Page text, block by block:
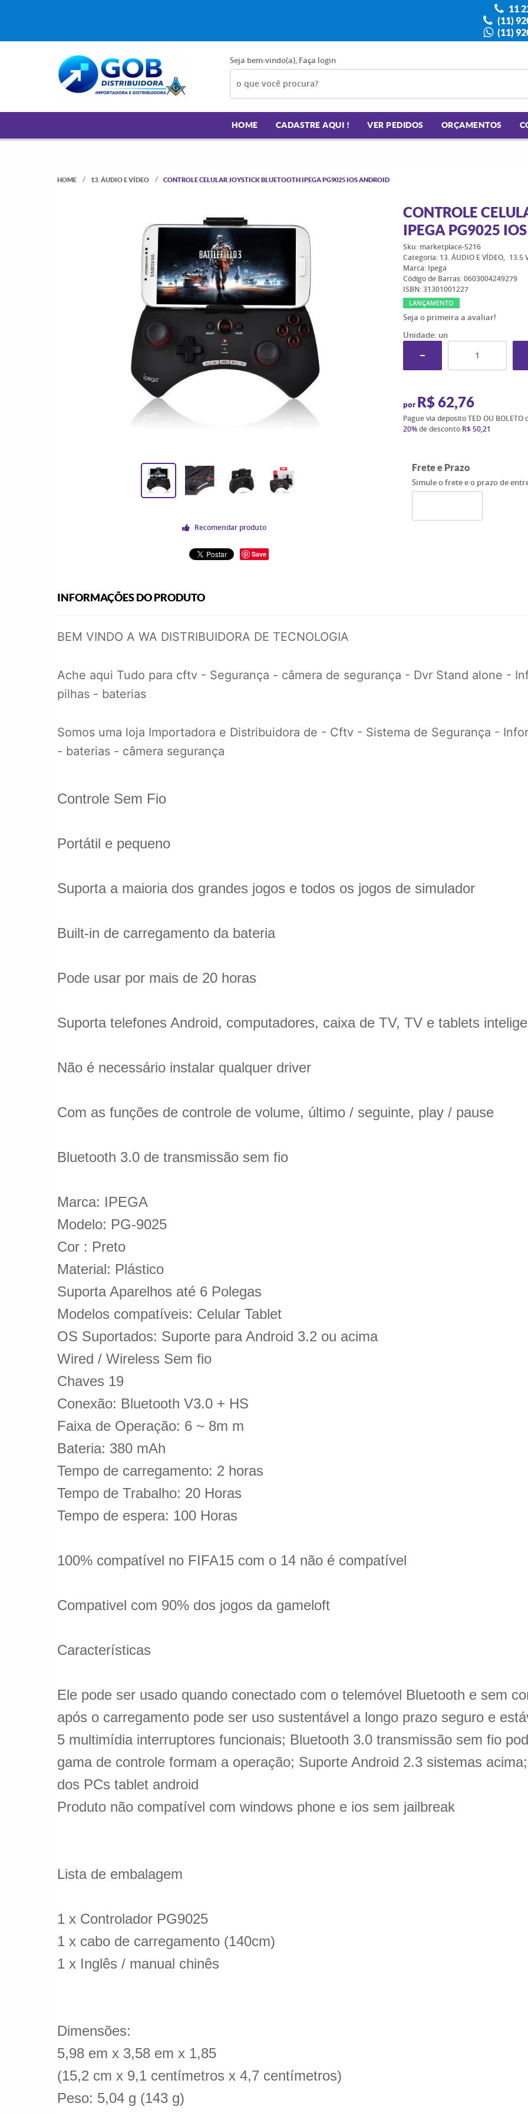
11
(11)
(11)
Seja bem-vindo(a), Faça login
HOME CADASTRE AQUI ! VER PEDIDOS ORÇAMENTOS
HOME 13. ÁUDIO E VÍDEO CONTROLE CELULAR JOYSTICK BLUETOOTH IPEGA PG9025 IOS ANDROID
Recomendar produto
Save
CONTROLE
IPEGA PG9025
Sku: marketplace-5216
Categoria: 13. ÁUDIO E VÍDEO
13.5
Marca: Ipega
Código de Barras:0603004249279
ISBN:31301001227
LANÇAMENTO
Seja o primeira a avaliar!
Unidade: un
por R$ 62,76
Pague via deposito TED OU BOLETO
20%de desconto R$ 50,21
Frete e Prazo
Simule o frete e o prazo de
INFORMAÇÕES DO PRODUTO
BEM VINDO A WA DISTRIBUIDORA DE TECNOLOGIA
Ache aqui Tudo para cftv - Segurança - câmera de segurança - Dvr Stand alone -
pilhas - baterias
Somos uma loja Importadora e Distribuidora de - Cftv - Sistema de Segurança -
- baterias - câmera segurança
Controle Sem Fio
Portátil e pequeno
Suporta a maioria dos grandes jogos e todos os jogos de simulador
Built-in de carregamento da bateria
Pode usar por mais de 20 horas
Suporta telefones Android, computadores, caixa de TV, TV e tablets
Não é necessário instalar qualquer driver
Com as funções de controle de volume, último / seguinte, play / pause
Bluetooth 3.0 de transmissão sem fio
Marca: IPEGA
Modelo: PG-9025
Cor : Preto
Material: Plástico
Suporta Aparelhos até 6 Polegas
Modelos compatíveis: Celular Tablet
OS Suportados: Suporte para Android 3.2 ou acima
Wired / Wireless Sem fio
Chaves 19
Conexão: Bluetooth V3.0 + HS
Faixa de Operação: 6 ~ 8m m
Bateria: 380 mAh
Tempo de carregamento: 2 horas
Tempo de Trabalho: 20 Horas
Tempo de espera: 100 Horas
100% compatível no FIFA15 com o 14 não é compatível
Compativel com 90% dos jogos da gameloft
Características
Ele pode ser usado quando conectado com o telemóvel Bluetooth e sem
após o carregamento pode ser uso sustentável a longo prazo seguro e
5 multimídia interruptores funcionais; Bluetooth 3.0 transmissão sem fio
gama de controle formam a operação; Suporte Android 2.3 sistemas
dos PCs tablet android
Produto não compatível com windows phone e ios sem jailbreak
Lista de embalagem
1 x Controlador PG9025
1 x cabo de carregamento (140cm)
1 x Inglês / manual chinês
Dimensões:
5,98 em x 3,58 em x 1,85
(15,2 cm x 9,1 centímetros x 4,7 centímetros)
Peso: 5,04 g (143 g)